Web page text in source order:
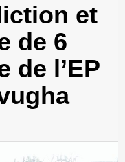
et
de 6
de l’EP